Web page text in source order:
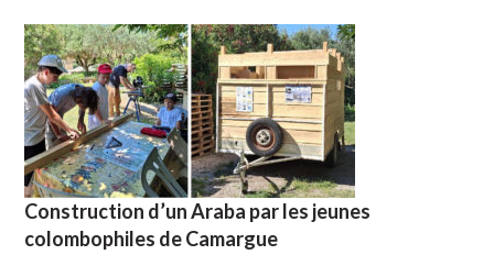
Construction d’un Araba par les jeunes
colombophiles de Camargue